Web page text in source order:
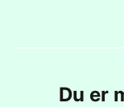
Du er